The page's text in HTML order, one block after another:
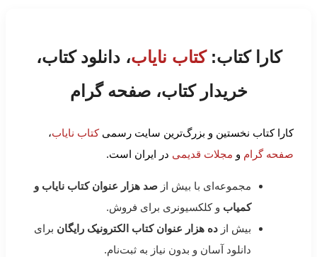
کارا کتاب:کتاب نایاب، دانلود کتاب،
خریدار کتاب، صفحه گرام
کارا کتاب نخستین و بزرگ‌ترین سایت رسمیکتاب نایاب،
صفحه گرام و مجلات قدیمی در ایران است.
مجموعه‌ای با بیش از صد هزار عنوان کتاب نایاب و
کمیاب و کلکسیونری برای فروش.
بیش از ده هزار عنوان کتاب الکترونیک رایگان برای
دانلود آسان و بدون نیاز به ثبت‌نام.